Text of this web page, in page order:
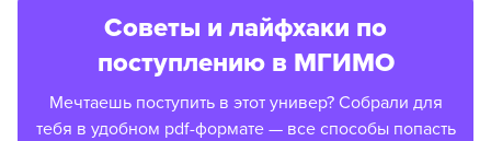
Советы и лайфхаки по
поступлению в МГИМО
Мечтаешь поступить в этот универ? Собрали для
тебя в удобном pdf-формате — все способы попасть